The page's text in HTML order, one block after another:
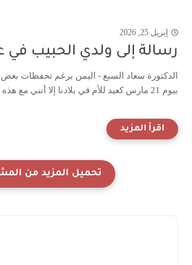
إبريل 25, 2026
رسالة إلى ولدي الحبيب في
الدكتورة سعاد السبع - اليمن برغم تحفظات
بيوم 21 مارس كعيد للأم في بلادنا إلا أنني مع هذه المناسبة قلباً وقالباً، ر...